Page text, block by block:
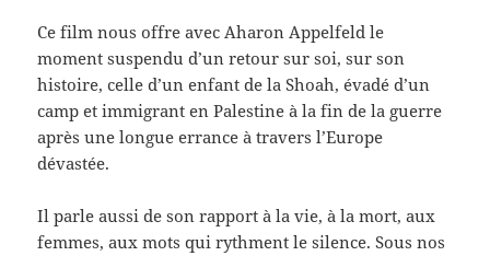
Ce film nous offre avec Aharon Appelfeld le
moment suspendu d’un retour sur soi, sur son
histoire, celle d’un enfant de la Shoah, évadé d’un
camp et immigrant en Palestine à la fin de la guerre
après une longue errance à travers l’Europe
dévastée.
Il parle aussi de son rapport à la vie, à la mort, aux
femmes, aux mots qui rythment le silence. Sous nos